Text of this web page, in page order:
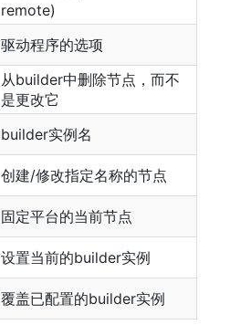
remote)
驱动程序的选项
从builder中删除节点，而不
是更改它
builder实例名
创建/修改指定名称的节点
固定平台的当前节点
设置当前的builder实例
覆盖已配置的builder实例